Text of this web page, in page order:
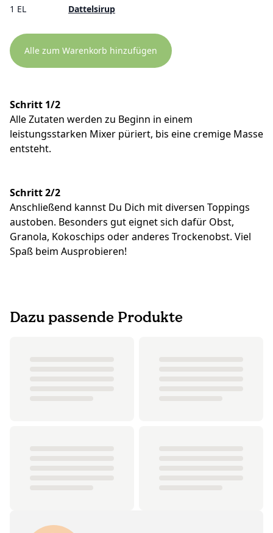
1 EL
Dattelsirup
Alle zum Warenkorb hinzufügen
Schritt 1/2
Alle Zutaten werden zu Beginn in einem
leistungsstarken Mixer püriert, bis eine cremige Masse
entsteht.
Schritt 2/2
Anschließend kannst Du Dich mit diversen Toppings
austoben. Besonders gut eignet sich dafür Obst,
Granola, Kokoschips oder anderes Trockenobst. Viel
Spaß beim Ausprobieren!
Dazu passende Produkte